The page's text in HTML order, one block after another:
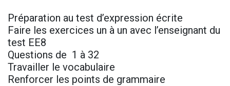
Préparation au test d’expression écrite
Faire les exercices un à un avec l’enseignant du
test EE8
Questions de 1 à 32
Travailler le vocabulaire
Renforcer les points de grammaire